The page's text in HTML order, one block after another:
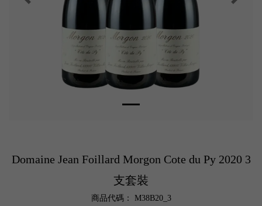
Domaine Jean Foillard Morgon Cote du Py 2020 3
支套裝
商品代碼： M38B20_3